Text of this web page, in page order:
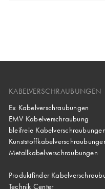
KABELVERSCHRAUBUNGEN
Ex Kabelverschraubungen
EMV Kabelverschraubung
bleifreie Kabelverschraubungen
Metallkabelverschraubungen
Produktfinder
Technik Center